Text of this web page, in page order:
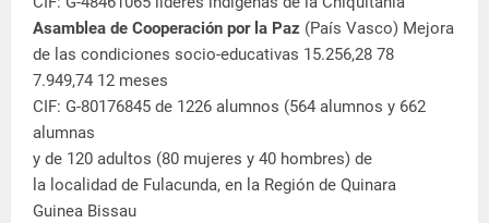
Asamblea de Cooperación por la Paz (País Vasco) Mejora
de las condiciones socio-educativas 15.256,28 78
7.949,74 12 meses
CIF: G-80176845 de 1226 alumnos (564 alumnos y 662
alumnas
y de 120 adultos (80 mujeres y 40 hombres) de
la localidad de Fulacunda, en la Región de Quinara
Guinea Bissau